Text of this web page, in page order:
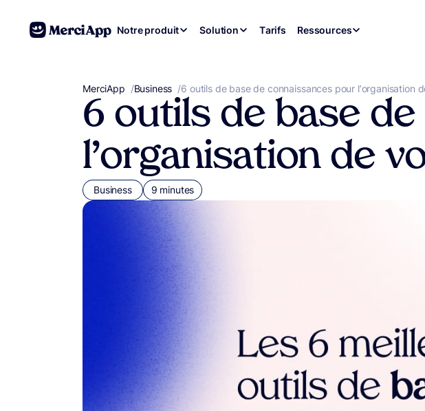
Aller au contenu
Notre produit Solution Tarifs Ressources
MerciApp correcteur orthographe
/Business /6 outils de base de connaissances pour l’organisation
6 outils de base
l’organisation de
Business 9 minutes